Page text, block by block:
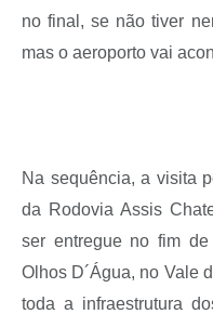
no final, se não tiver
mas o aeroporto vai
Na sequência, a visita
da Rodovia Assis
ser entregue no fim
Olhos D´Água, no Vale
toda a infraestrutura